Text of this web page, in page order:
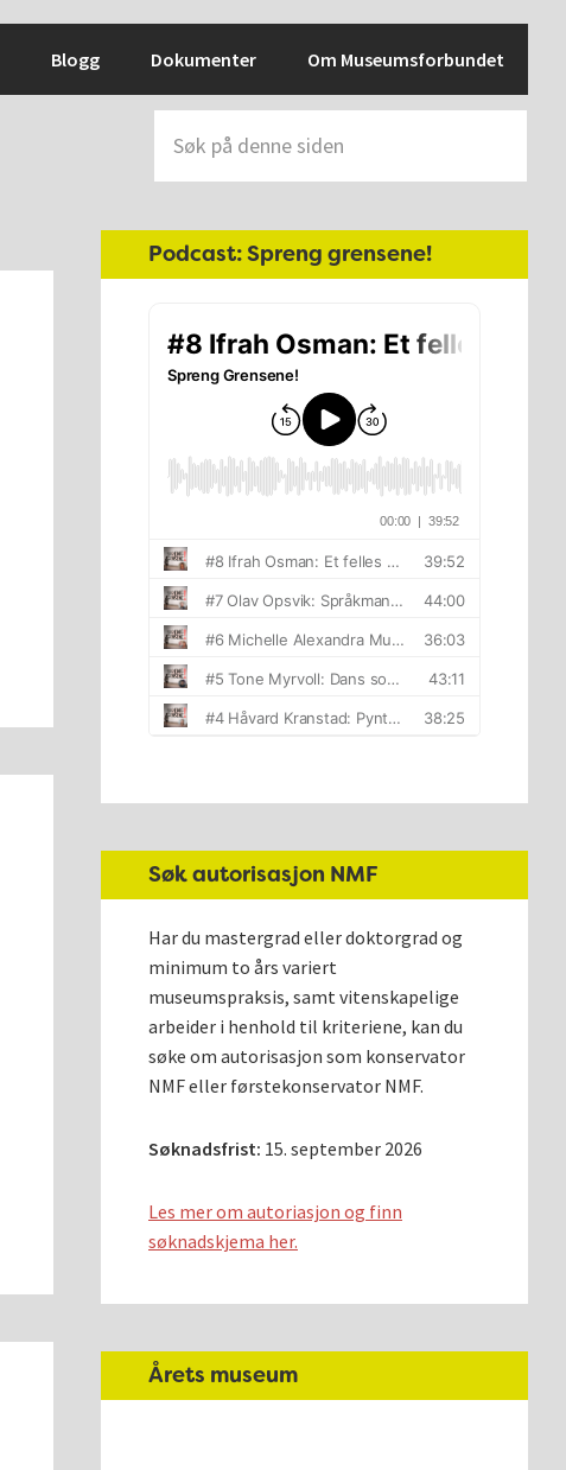
Blogg Dokumenter Om Museumsforbundet
på
denne
siden
Hoved
sidebar
Podcast: Spreng grensene!
Søk autorisasjon NMF
Har du mastergrad eller doktorgrad og
minimum to års variert
museumspraksis, samt vitenskapelige
arbeider i henhold til kriteriene, kan du
søke om autorisasjon som konservator
NMF eller førstekonservator NMF.
Søknadsfrist: 15. september 2026
Les mer om autoriasjon og finn
søknadskjema her.
Årets museum